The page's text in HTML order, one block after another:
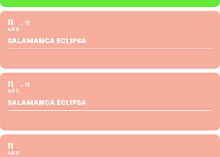
11
AGO
12
SALAMANCA ECLIPSA
11
AGO
12
SALAMANCA ECLIPSA
11
AGO